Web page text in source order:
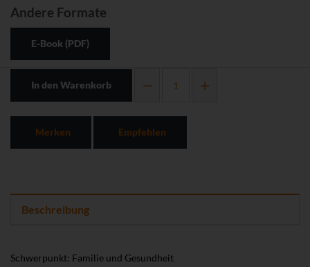
Andere Formate
E-Book (PDF)
In den Warenkorb
Merken Empfehlen
Beschreibung
Schwerpunkt: Familie und Gesundheit